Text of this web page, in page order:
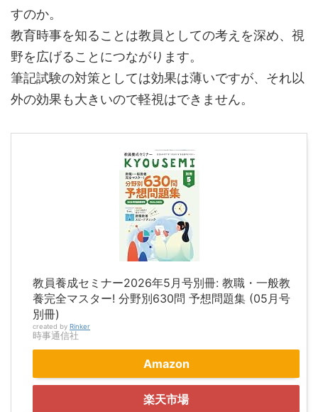
すのか。
教育時事を知ることは教員としての考えを深め、視
野を広げることにつながります。
筆記試験の対策としては効果は薄いですが、それ以
外の効果も大きいので軽視はできません。
教員養成セミナー2026年5月号別冊: 教職・一般教
養完全マスター! 分野別630問 予想問題集 (05月号
別冊)
created by Rinker
時事通信社
Amazon
楽天市場